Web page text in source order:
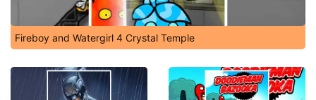
Fireboy and Watergirl 4 Crystal Temple